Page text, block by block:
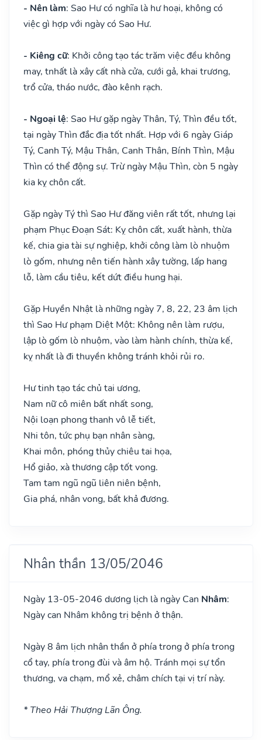
- Nên làm: Sao Hư có nghĩa là hư hoại, không có
việc gì hợp với ngày có Sao Hư.
- Kiêng cữ: Khởi công tạo tác trăm việc đều không
may, tnhất là xây cất nhà cửa, cưới gả, khai trương,
trổ cửa, tháo nước, đào kênh rạch.
- Ngoại lệ: Sao Hư gặp ngày Thân, Tý, Thìn đều tốt,
tại ngày Thìn đắc địa tốt nhất. Hợp với 6 ngày Giáp
Tý, Canh Tý, Mậu Thân, Canh Thân, Bính Thìn, Mậu
Thìn có thể động sự. Trừ ngày Mậu Thìn, còn 5 ngày
kia kỵ chôn cất.
Gặp ngày Tý thì Sao Hư đăng viên rất tốt, nhưng lại
phạm Phục Đoạn Sát: Kỵ chôn cất, xuất hành, thừa
kế, chia gia tài sự nghiệp, khởi công làm lò nhuộm
lò gốm, nhưng nên tiến hành xây tường, lấp hang
lỗ, làm cầu tiêu, kết dứt điều hung hại.
Gặp Huyền Nhật là những ngày 7, 8, 22, 23 âm lịch
thì Sao Hư phạm Diệt Một: Không nên làm rượu,
lập lò gốm lò nhuộm, vào làm hành chính, thừa kế,
kỵ nhất là đi thuyền không tránh khỏi rủi ro.
Hư tinh tạo tác chủ tai ương,
Nam nữ cô miên bất nhất song,
Nội loạn phong thanh vô lễ tiết,
Nhi tôn, tức phụ bạn nhân sàng,
Khai môn, phóng thủy chiêu tai họa,
Hổ giảo, xà thương cập tốt vong.
Tam tam ngũ ngũ liên niên bệnh,
Gia phá, nhân vong, bất khả đương.
Nhân thần 13/05/2046
Ngày 13-05-2046 dương lịch là ngày Can Nhâm:
Ngày can Nhâm không trị bệnh ở thận.
Ngày 8 âm lịch nhân thần ở phía trong ở phía trong
cổ tay, phía trong đùi và âm hộ. Tránh mọi sự tổn
thương, va chạm, mổ xẻ, châm chích tại vị trí này.
* Theo Hải Thượng Lãn Ông.